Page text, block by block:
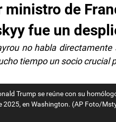
ministro de
fue un
no habla
tiempo un socio crucial
Trump se reúne con su
2025, en Washington. (AP Foto/